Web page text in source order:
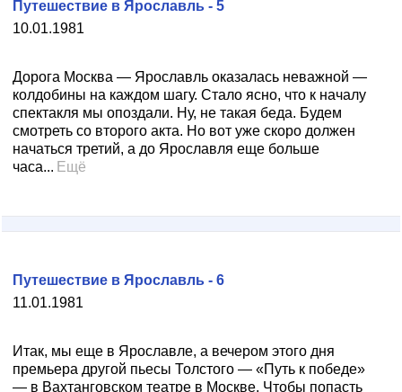
10.01.1981
Путешествие в Ярославль - 5
Дорога Москва — Ярославль оказалась неважной —
колдобины на каждом шагу. Стало ясно, что к началу
спектакля мы опоздали. Ну, не такая беда. Будем
смотреть со второго акта. Но вот уже скоро должен
начаться третий, а до Ярославля еще больше
часа... Ещё
11.01.1981
Путешествие в Ярославль - 6
Итак, мы еще в Ярославле, а вечером этого дня
премьера другой пьесы Толстого — «Путь к победе»
— в Вахтанговском театре в Москве. Чтобы попасть